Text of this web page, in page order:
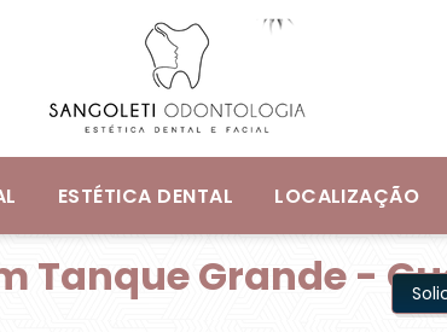
ESTÉTICA DENTAL LOCALIZAÇÃO
Tanque Grande -